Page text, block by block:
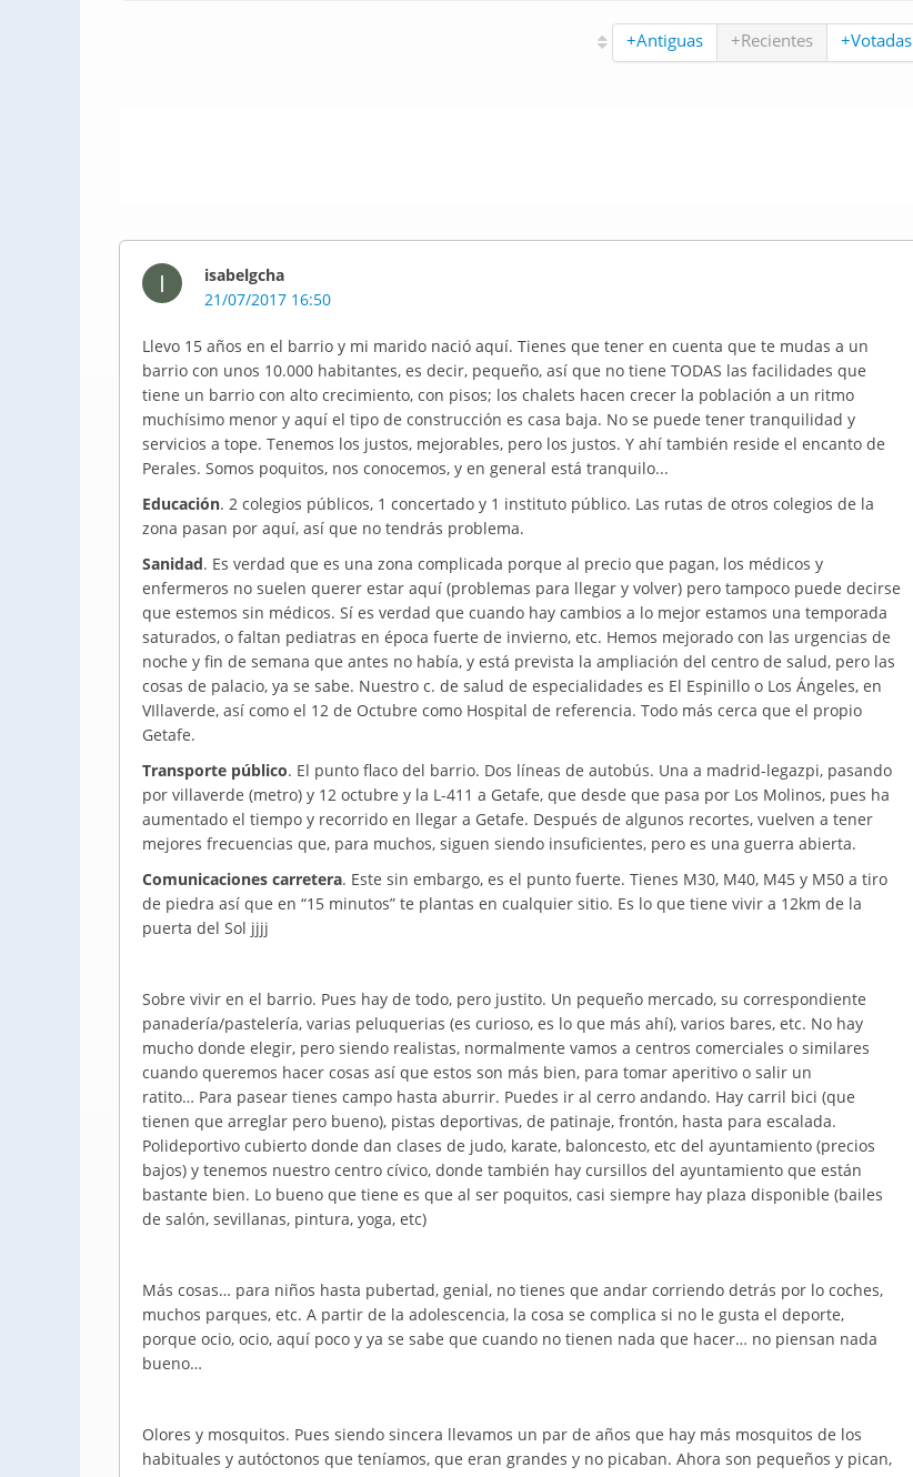
+Antiguas +Recientes +Votadas
I
isabelgcha
21/07/2017 16:50
Llevo 15 años en el barrio y mi marido nació aquí. Tienes que tener en cuenta que te mudas a un
barrio con unos 10.000 habitantes, es decir, pequeño, así que no tiene TODAS las facilidades que
tiene un barrio con alto crecimiento, con pisos; los chalets hacen crecer la población a un ritmo
muchísimo menor y aquí el tipo de construcción es casa baja. No se puede tener tranquilidad y
servicios a tope. Tenemos los justos, mejorables, pero los justos. Y ahí también reside el encanto de
Perales. Somos poquitos, nos conocemos, y en general está tranquilo...
Educación. 2 colegios públicos, 1 concertado y 1 instituto público. Las rutas de otros colegios de la
zona pasan por aquí, así que no tendrás problema.
Sanidad. Es verdad que es una zona complicada porque al precio que pagan, los médicos y
enfermeros no suelen querer estar aquí (problemas para llegar y volver) pero tampoco puede decirse
que estemos sin médicos. Sí es verdad que cuando hay cambios a lo mejor estamos una temporada
saturados, o faltan pediatras en época fuerte de invierno, etc. Hemos mejorado con las urgencias de
noche y fin de semana que antes no había, y está prevista la ampliación del centro de salud, pero las
cosas de palacio, ya se sabe. Nuestro c. de salud de especialidades es El Espinillo o Los Ángeles, en
VIllaverde, así como el 12 de Octubre como Hospital de referencia. Todo más cerca que el propio
Getafe.
Transporte público. El punto flaco del barrio. Dos líneas de autobús. Una a madrid-legazpi, pasando
por villaverde (metro) y 12 octubre y la L-411 a Getafe, que desde que pasa por Los Molinos, pues ha
aumentado el tiempo y recorrido en llegar a Getafe. Después de algunos recortes, vuelven a tener
mejores frecuencias que, para muchos, siguen siendo insuficientes, pero es una guerra abierta.
Comunicaciones carretera. Este sin embargo, es el punto fuerte. Tienes M30, M40, M45 y M50 a tiro
de piedra así que en “15 minutos” te plantas en cualquier sitio. Es lo que tiene vivir a 12km de la
puerta del Sol jjjj
Sobre vivir en el barrio. Pues hay de todo, pero justito. Un pequeño mercado, su correspondiente
panadería/pastelería, varias peluquerias (es curioso, es lo que más ahí), varios bares, etc. No hay
mucho donde elegir, pero siendo realistas, normalmente vamos a centros comerciales o similares
cuando queremos hacer cosas así que estos son más bien, para tomar aperitivo o salir un
ratito… Para pasear tienes campo hasta aburrir. Puedes ir al cerro andando. Hay carril bici (que
tienen que arreglar pero bueno), pistas deportivas, de patinaje, frontón, hasta para escalada.
Polideportivo cubierto donde dan clases de judo, karate, baloncesto, etc del ayuntamiento (precios
bajos) y tenemos nuestro centro cívico, donde también hay cursillos del ayuntamiento que están
bastante bien. Lo bueno que tiene es que al ser poquitos, casi siempre hay plaza disponible (bailes
de salón, sevillanas, pintura, yoga, etc)
Más cosas… para niños hasta pubertad, genial, no tienes que andar corriendo detrás por lo coches,
muchos parques, etc. A partir de la adolescencia, la cosa se complica si no le gusta el deporte,
porque ocio, ocio, aquí poco y ya se sabe que cuando no tienen nada que hacer… no piensan nada
bueno…
Olores y mosquitos. Pues siendo sincera llevamos un par de años que hay más mosquitos de los
habituales y autóctonos que teníamos, que eran grandes y no picaban. Ahora son pequeños y pican,